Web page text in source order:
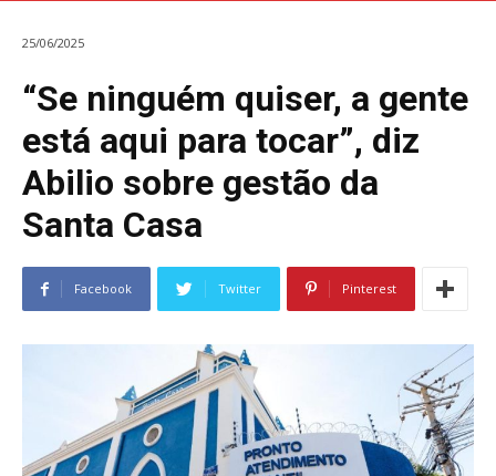
25/06/2025
“Se ninguém quiser, a gente
está aqui para tocar”, diz
Abilio sobre gestão da
Santa Casa
Facebook Twitter Pinterest